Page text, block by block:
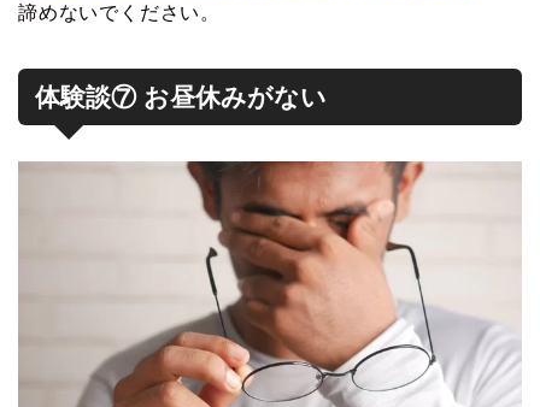
諦めないでください。
体験談⑦ お昼休みがない